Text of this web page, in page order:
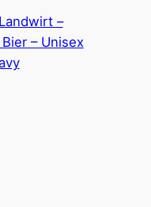
–
– Unisex